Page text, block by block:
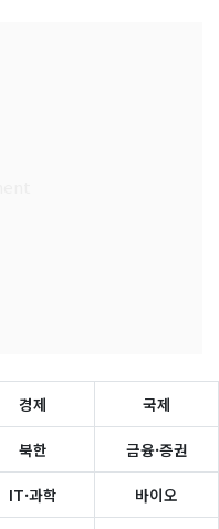
경제 국제
북한 금융·증권
IT·과학 바이오